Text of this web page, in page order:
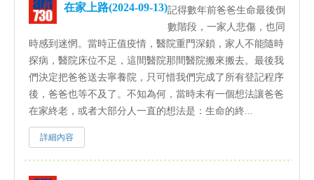
在家上路(2024-09-13)記得數年前爸爸生命最後倒
數階段，一家人悲傷，也同
時感到迷惘。當時正值疫情，醫院重門深鎖，家人不能隨時
探病，醫院床位不足，這間醫院那間醫院搬來搬去。最後我
們決定把爸爸送去寧養院，只可惜我們完成了所有登記程序
後，爸爸也等不及了。不知為何，當時未有一個想法讓爸爸
在家終老，或者大部分人一直的想法是：生命的終...
詳細內容